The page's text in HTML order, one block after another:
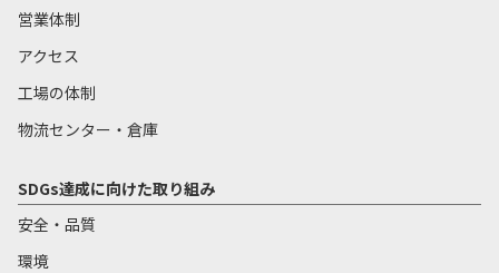
営業体制
アクセス
工場の体制
物流センター・倉庫
SDGs達成に向けた取り組み
安全・品質
環境